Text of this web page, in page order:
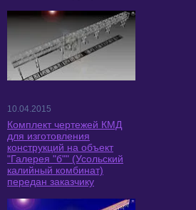
10.04.2015
Комплект чертежей КМД
для изготовления
конструкций на объект
"Галерея "б"" (Усольский
калийный комбинат)
передан заказчику